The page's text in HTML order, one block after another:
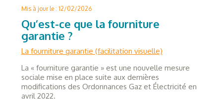
Mis à jour le : 12/02/2026
Qu’est-ce que la fourniture
garantie ?
La fourniture garantie (facilitation visuelle)
La « fourniture garantie » est une nouvelle mesure
sociale mise en place suite aux dernières
modifications des Ordonnances Gaz et Électricité en
avril 2022.